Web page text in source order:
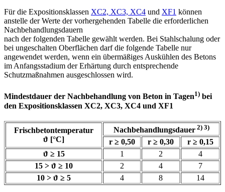
Für die Expositionsklassen XC2, XC3, XC4 und XF1 können
anstelle der Werte der vorhergehenden Tabelle die erforderlichen
Nachbehandlungsdauern
nach der folgenden Tabelle gewählt werden. Bei Stahlschalung oder
bei ungeschalten Oberflächen darf die folgende Tabelle nur
angewendet werden, wenn ein übermäßiges Auskühlen des Betons
im Anfangsstadium der Erhärtung durch entsprechende
Schutzmaßnahmen ausgeschlossen wird.
Mindestdauer der Nachbehandlung von Beton in Tagen1) bei
den Expositionsklassen XC2, XC3, XC4 und XF1
Frischbetontemperatur
ϑ [°C]
Nachbehandlungsdauer2) 3)
r ≥ 0,50 r ≥ 0,30
r ≥ 0,15
ϑ ≥ 15
1 2
4
15 > ϑ ≥ 10
2 4
7
10 > ϑ ≥ 5
4 8 14